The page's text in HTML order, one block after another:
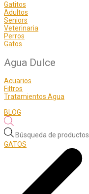
Gatitos
Adultos
Seniors
Veterinaria
Perros
Gatos
Agua Dulce
Acuarios
Filtros
Tratamientos Agua
BLOG
Búsqueda de productos
GATOS